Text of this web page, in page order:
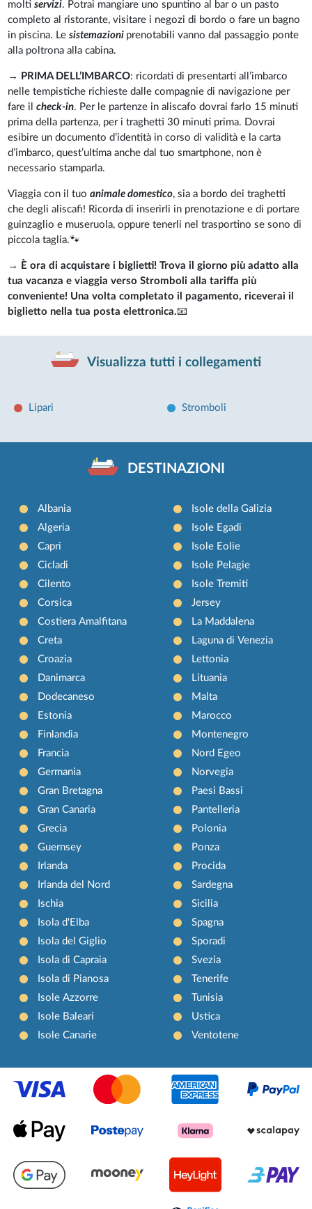
moltiservizi. Potrai mangiare uno spuntino al bar o un pasto
completo al ristorante, visitare i negozi di bordo o fare un bagno
in piscina. Lesistemazioni prenotabili vanno dal passaggio ponte
alla poltrona alla cabina.
→ PRIMA DELL’IMBARCO: ricordati di presentarti all’imbarco
nelle tempistiche richieste dalle compagnie di navigazione per
fare ilcheck-in. Per le partenze in aliscafo dovrai farlo 15 minuti
prima della partenza, per i traghetti 30 minuti prima. Dovrai
esibire un documento d’identità in corso di validità e la carta
d’imbarco, quest’ultima anche dal tuo smartphone, non è
necessario stamparla.
Viaggia con il tuoanimale domestico, sia a bordo dei traghetti
che degli aliscafi! Ricorda di inserirli in prenotazione e di portare
guinzaglio e museruola, oppure tenerli nel trasportino se sono di
piccola taglia.🐾
→
È ora di acquistare i biglietti! Trova il giorno più adatto alla
tua vacanza e viaggia verso Stromboli alla tariffa più
conveniente! Una volta completato il pagamento, riceverai il
biglietto nella tua posta elettronica.📧
Visualizza tutti i collegamenti
Lipari Stromboli
DESTINAZIONI
Albania
Algeria
Capri
Cicladi
Cilento
Corsica
Costiera Amalfitana
Creta
Croazia
Danimarca
Dodecaneso
Estonia
Finlandia
Francia
Germania
Gran Bretagna
Gran Canaria
Grecia
Guernsey
Irlanda
Irlanda del Nord
Ischia
Isola d'Elba
Isola del Giglio
Isola di Capraia
Isola di Pianosa
Isole Azzorre
Isole Baleari
Isole Canarie
Isole della Galizia
Isole Egadi
Isole Eolie
Isole Pelagie
Isole Tremiti
Jersey
La Maddalena
Laguna di Venezia
Lettonia
Lituania
Malta
Marocco
Montenegro
Nord Egeo
Norvegia
Paesi Bassi
Pantelleria
Polonia
Ponza
Procida
Sardegna
Sicilia
Spagna
Sporadi
Svezia
Tenerife
Tunisia
Ustica
Ventotene